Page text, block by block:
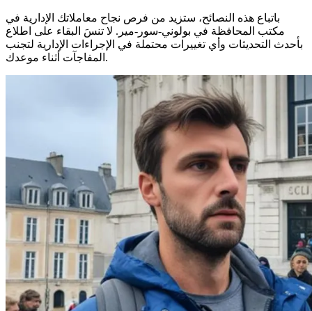
باتباع هذه النصائح، ستزيد من فرص نجاح معاملاتك الإدارية في
مكتب المحافظة في بولوني-سور-مير. لا تنسَ البقاء على اطلاع
بأحدث التحديثات وأي تغييرات محتملة في الإجراءات الإدارية لتجنب
المفاجآت أثناء موعدك.